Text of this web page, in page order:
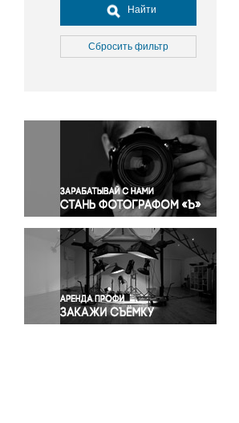
Досуг, туризм и отдых
Культура
Медицина
Окружающая среда
Политика
Правосудие
Происшествия и конфликты
Религия
Светская жизнь
Спорт
Экология
Экономика и бизнес
Найти
Сбросить фильтр